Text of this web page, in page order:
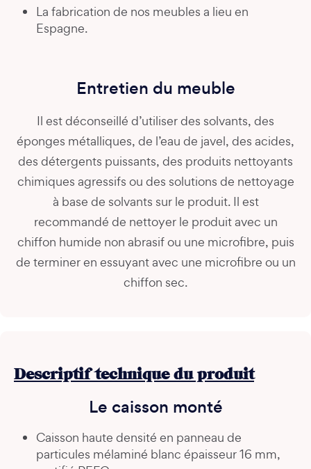
La fabrication de nos meubles a lieu en
Espagne.
Entretien du meuble
Il est déconseillé d’utiliser des solvants, des
éponges métalliques, de l’eau de javel, des acides,
des détergents puissants, des produits nettoyants
chimiques agressifs ou des solutions de nettoyage
à base de solvants sur le produit. Il est
recommandé de nettoyer le produit avec un
chiffon humide non abrasif ou une microfibre, puis
de terminer en essuyant avec une microfibre ou un
chiffon sec.
Descriptif technique du produit
Le caisson monté
Caisson haute densité en panneau de
particules mélaminé blanc épaisseur 16 mm,